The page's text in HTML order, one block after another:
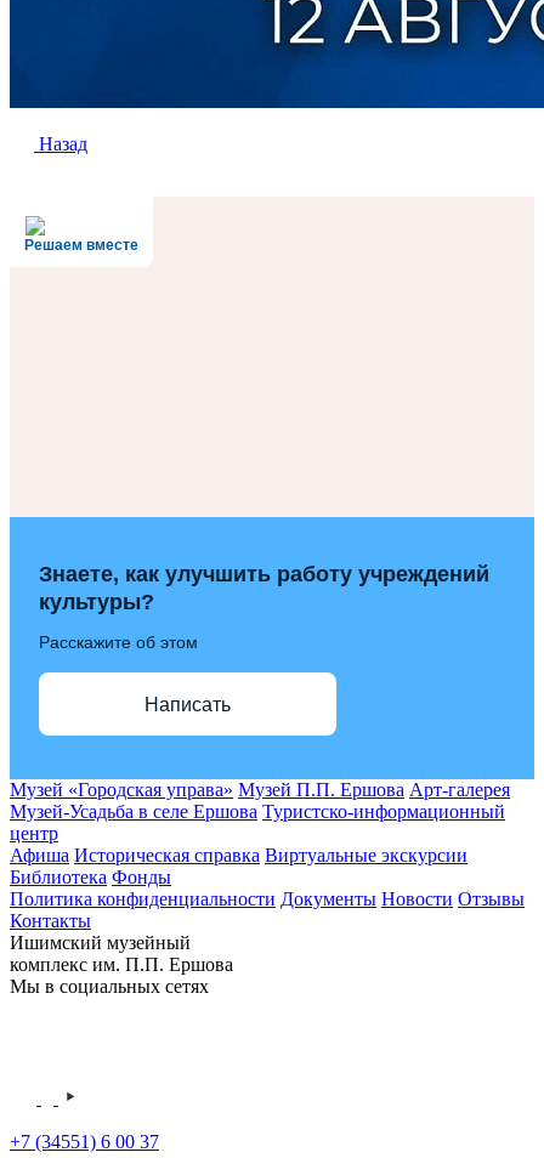
Назад
Решаем вместе
Знаете, как улучшить работу учреждений
культуры?
Расскажите об этом
Написать
Музей «Городская управа» Музей П.П. Ершова Арт-галерея
Музей-Усадьба в селе Ершова Туристско-информационный
центр
Афиша Историческая справка Виртуальные экскурсии
Библиотека Фонды
Политика конфиденциальности Документы Новости Отзывы
Контакты
Ишимский музейный
комплекс им. П.П. Ершова
Мы в социальных сетях
+7 (34551) 6 00 37